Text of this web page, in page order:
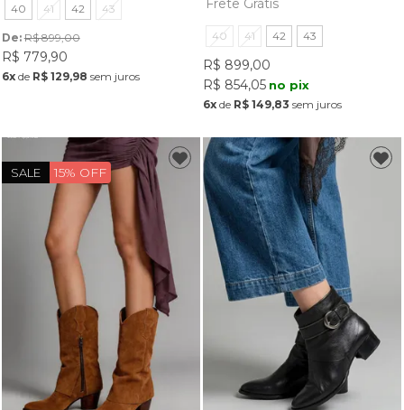
40 41 42 43
De: R$ 899,00
R$ 779,90
6xde R$ 129,98 sem juros
Frete Grátis
40 41 42 43
R$ 899,00
R$ 854,05 no pix
6x de R$ 149,83 sem juros
SALE 15% OFF